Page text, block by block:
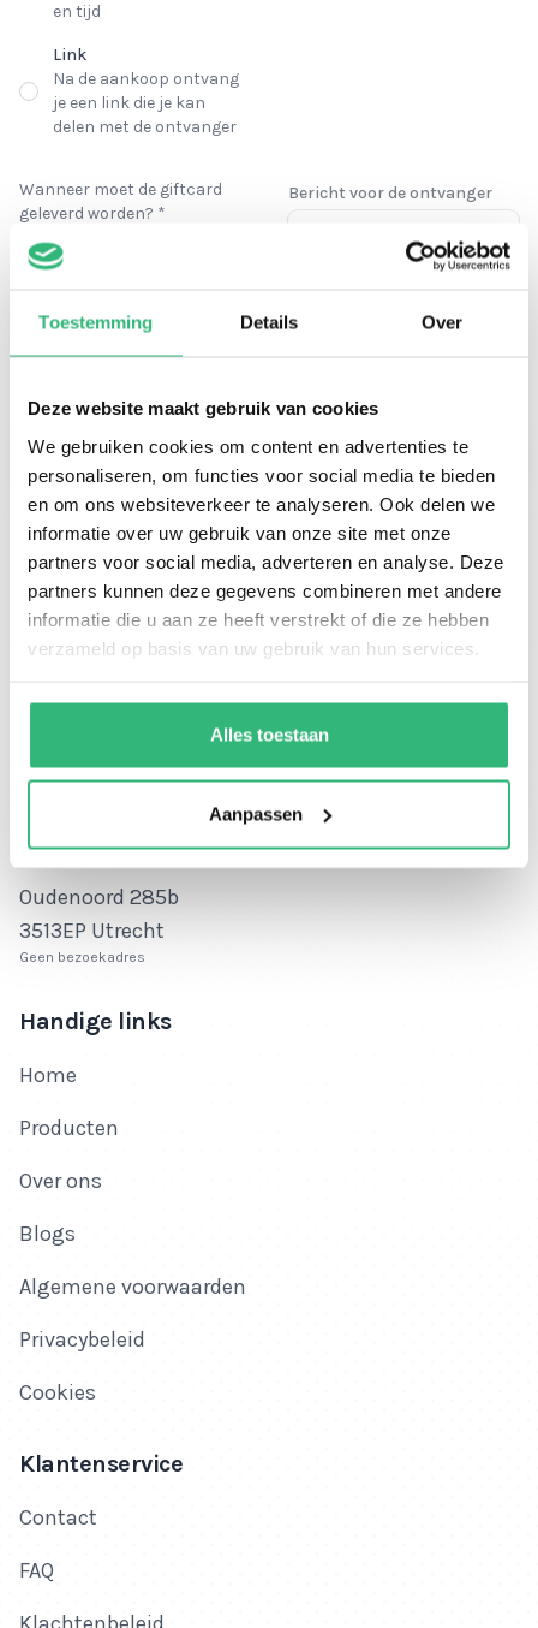
Toestemming Details Over
Deze website maakt gebruik van cookies
We gebruiken cookies om content en advertenties te
personaliseren, om functies voor social media te bieden
en om ons websiteverkeer te analyseren. Ook delen we
informatie over uw gebruik van onze site met onze
partners voor social media, adverteren en analyse. Deze
partners kunnen deze gegevens combineren met andere
informatie die u aan ze heeft verstrekt of die ze hebben
verzameld op basis van uw gebruik van hun services.
Alles toestaan
Aanpassen
en tijd
Link
Na de aankoop ontvang
je een link die je kan
delen met de ontvanger
Wanneer moet de giftcard
geleverd worden? *
Nu
Bericht voor de ontvanger
Bekijk je cadeau
Bedrijfsnaam
Ikwiltegoed.nl
KvK-nummer: 72631538
BTW-nummer
BTW-nummer: NL859181236B01
Adres
Oudenoord 285b
3513EP Utrecht
Geen bezoekadres
Handige links
Home
Producten
Over ons
Blogs
Algemene voorwaarden
Privacybeleid
Cookies
Klantenservice
Contact
FAQ